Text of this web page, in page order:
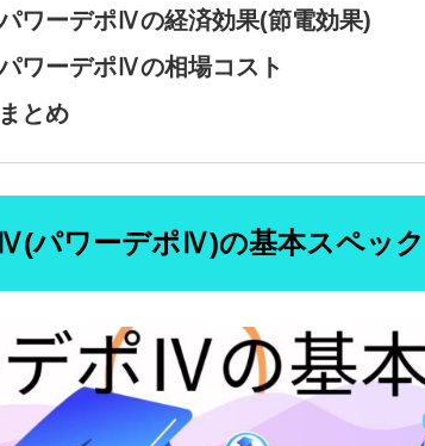
ワーデポⅣの経済効果(節電効果)
ワーデポⅣの相場コスト
まとめ
パワーデポⅣ)の基本スペック